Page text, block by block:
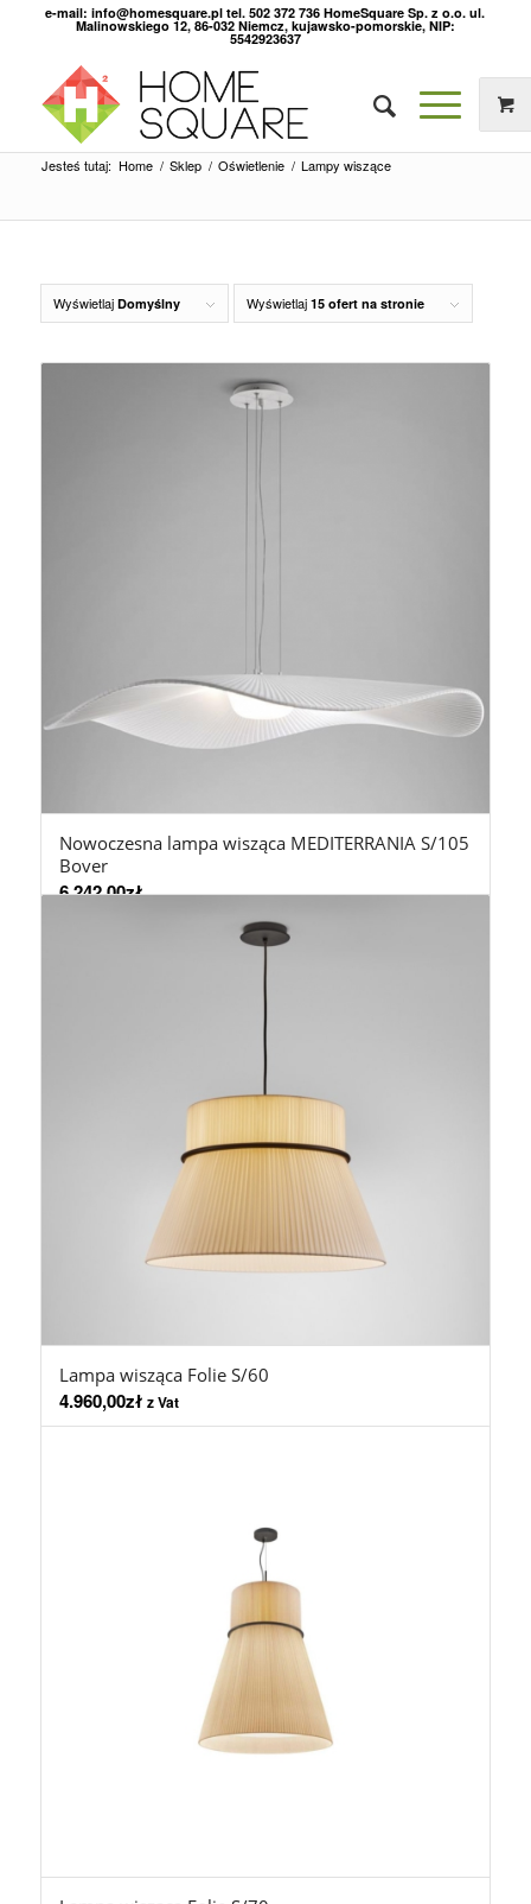
e-mail: info@homesquare.pl tel. 502 372 736 HomeSquare Sp. z o.o. ul.
Malinowskiego 12, 86-032 Niemcz, kujawsko-pomorskie, NIP:
5542923637
Jesteś tutaj: Home / Sklep / Oświetlenie / Lampy wiszące
Wyświetlaj Domyślny Wyświetlaj 15 ofert na stronie
Nowoczesna lampa wisząca MEDITERRANIA S/105
Bover
6.242,00zł
Lampa wisząca Folie S/60
4.960,00zł z Vat